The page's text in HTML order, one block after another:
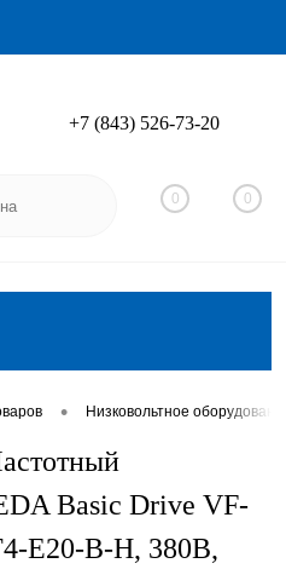
Вход
+7 (843) 526-73-20
0 0
• Низковольтное
Basic Drive VF-
E20-B-H, 380В,